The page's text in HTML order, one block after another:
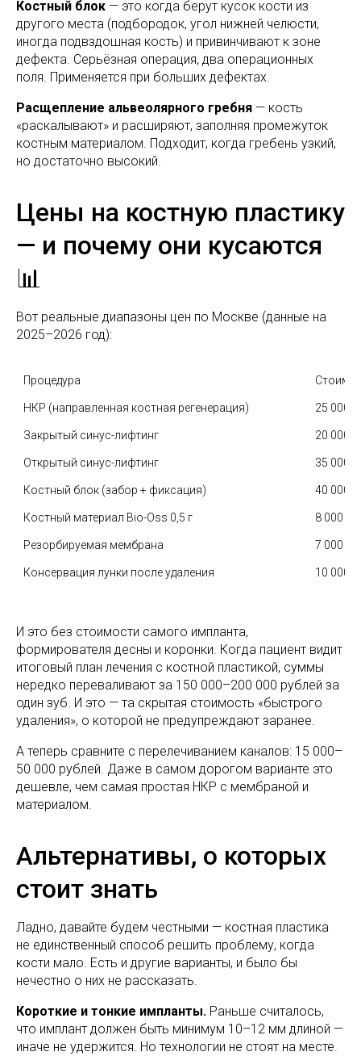
Костный блок — это когда берут кусок кости из
другого места (подбородок, угол нижней челюсти,
иногда подвздошная кость) и привинчивают к зоне
дефекта. Серьёзная операция, два операционных
поля. Применяется при больших дефектах.
Расщепление альвеолярного гребня — кость
«раскалывают» и расширяют, заполняя промежуток
костным материалом. Подходит, когда гребень узкий,
но достаточно высокий.
Цены на костную пластику
— и почему они кусаются
📊
Вот реальные диапазоны цен по Москве (данные на
2025–2026 год):
Процедура
НКР (направленная костная регенерация) 25 000
Закрытый синус-лифтинг 20 000
Открытый синус-лифтинг 35 000
Костный блок (забор + фиксация) 40 000
Костный материал Bio-Oss 0,5 г 8 000 —
Резорбируемая мембрана 7 000 —
Консервация лунки после удаления 10 000
И это без стоимости самого импланта,
формирователя десны и коронки. Когда пациент видит
итоговый план лечения с костной пластикой, суммы
нередко переваливают за 150 000–200 000 рублей за
один зуб. И это — та скрытая стоимость «быстрого
удаления», о которой не предупреждают заранее.
А теперь сравните с перелечиванием каналов: 15 000–
50 000 рублей. Даже в самом дорогом варианте это
дешевле, чем самая простая НКР с мембраной и
материалом.
Альтернативы, о которых
стоит знать
Ладно, давайте будем честными — костная пластика
не единственный способ решить проблему, когда
кости мало. Есть и другие варианты, и было бы
нечестно о них не рассказать.
Короткие и тонкие импланты. Раньше считалось,
что имплант должен быть минимум 10–12 мм длиной —
иначе не удержится. Но технологии не стоят на месте.